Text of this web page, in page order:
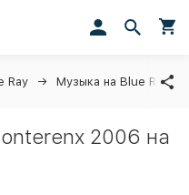
Ray Музыка на Blue Ray
2006 на